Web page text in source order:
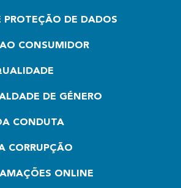
PROTEÇÃO DE DADOS
CONSUMIDOR
DE GÉNERO
CONDUTA
CORRUPÇÃO
ONLINE